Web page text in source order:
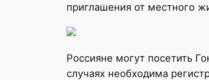
приглашения от местного
Россияне могут посетить
случаях необходима